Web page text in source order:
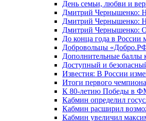
День семьи, любви и
Дмитрий Чернышенко:
Дмитрий Чернышенко:
Дмитрий Чернышенко:
До конца года в России
Добровольцы
Дополнительные баллы
Доступный и
Известия: В России
Итоги первого
К 80-летию Победы в
Кабмин определил
Кабмин расширил
Кабмин увеличил